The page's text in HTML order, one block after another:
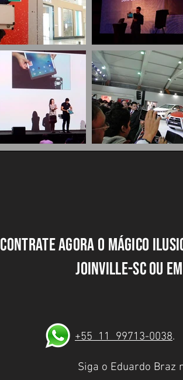
Contrate agora o mágico
Joinville-SC ou
+55 11 99713-0038
Siga o Eduardo Braz